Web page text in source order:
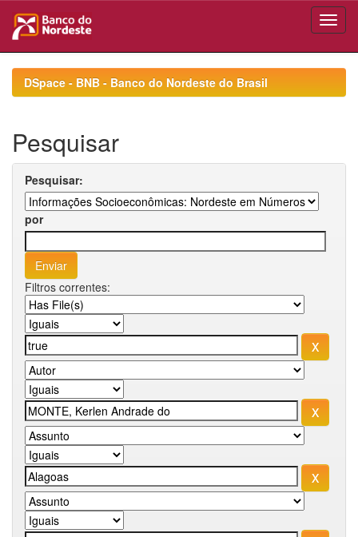
navigationDSpace - BNB - Banco do Nordeste do Brasil
Pesquisar
Pesquisar:
por
Filtros correntes: